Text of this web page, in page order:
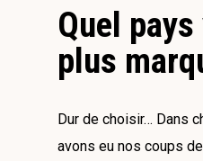
Quel
plus
Dur de choisir… Dans
avons eu nos coups